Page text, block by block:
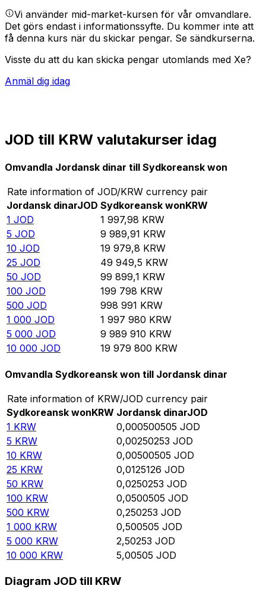
Vi använder mid-market-kursen för vår omvandlare.
Det görs endast i informationssyfte. Du kommer inte att
få denna kurs när du skickar pengar. Se sändkurserna.
Visste du att du kan skicka pengar utomlands med Xe?
Anmäl dig idag
JOD till KRW valutakurser idag
Omvandla Jordansk dinar till Sydkoreansk won
Rate information of JOD/KRW currency pair
Jordansk dinarJOD Sydkoreansk wonKRW
1 JOD 1 997,98 KRW
5 JOD 9 989,91 KRW
10 JOD 19 979,8 KRW
25 JOD 49 949,5 KRW
50 JOD 99 899,1 KRW
100 JOD 199 798 KRW
500 JOD 998 991 KRW
1 000 JOD 1 997 980 KRW
5 000 JOD 9 989 910 KRW
10 000 JOD 19 979 800 KRW
Omvandla Sydkoreansk won till Jordansk dinar
Rate information of KRW/JOD currency pair
Sydkoreansk wonKRW Jordansk dinarJOD
1 KRW 0,000500505 JOD
5 KRW 0,00250253 JOD
10 KRW 0,00500505 JOD
25 KRW 0,0125126 JOD
50 KRW 0,0250253 JOD
100 KRW 0,0500505 JOD
500 KRW 0,250253 JOD
1 000 KRW 0,500505 JOD
5 000 KRW 2,50253 JOD
10 000 KRW 5,00505 JOD
Diagram JOD till KRW